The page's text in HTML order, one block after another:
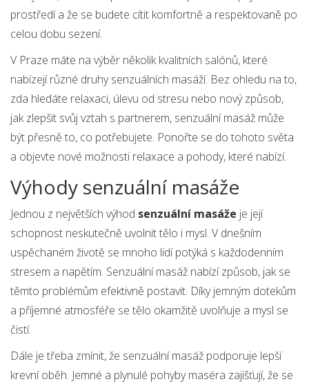
prostředí a že se budete cítit komfortně a respektovaně po
celou dobu sezení.
V Praze máte na výběr několik kvalitních salónů, které
nabízejí různé druhy senzuálních masáží. Bez ohledu na to,
zda hledáte relaxaci, úlevu od stresu nebo nový způsob,
jak zlepšit svůj vztah s partnerem, senzuální masáž může
být přesně to, co potřebujete. Ponořte se do tohoto světa
a objevte nové možnosti relaxace a pohody, které nabízí.
Výhody senzuální masáže
Jednou z největších výhod senzuální masáže je její
schopnost neskutečně uvolnit tělo i mysl. V dnešním
uspěchaném životě se mnoho lidí potýká s každodenním
stresem a napětím. Senzuální masáž nabízí způsob, jak se
těmto problémům efektivně postavit. Díky jemným dotekům
a příjemné atmosféře se tělo okamžitě uvolňuje a mysl se
čistí.
Dále je třeba zmínit, že senzuální masáž podporuje lepší
krevní oběh. Jemné a plynulé pohyby maséra zajišťují, že se